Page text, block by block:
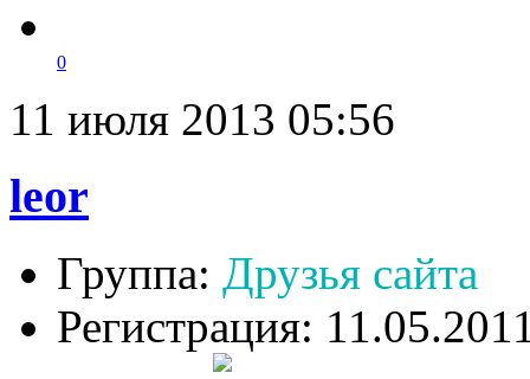
0
11 июля 2013 05:56
leor
Группа: Друзья сайта
Регистрация: